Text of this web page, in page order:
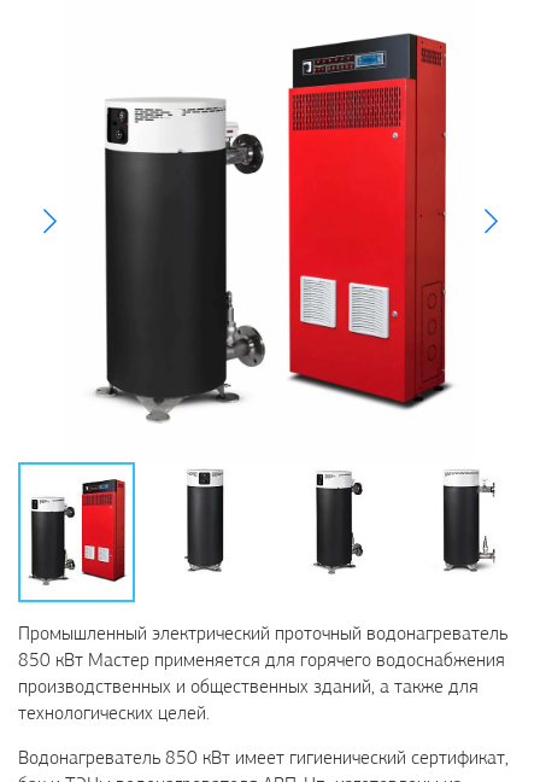
Промышленный электрический проточный водонагреватель
850 кВт Мастер применяется для горячего водоснабжения
производственных и общественных зданий, а также для
технологических целей.
Водонагреватель 850 кВт имеет гигиенический сертификат,